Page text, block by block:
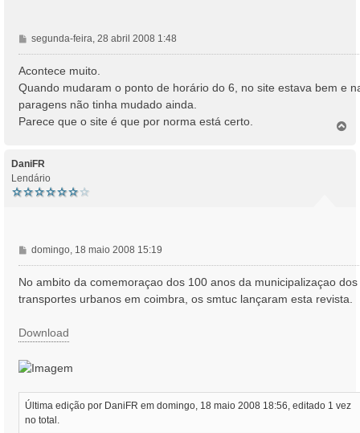
M
e
n
g
e
segunda-feira, 28 abril 2008 1:48
Acontece muito.
Quando mudaram o ponto de horário do 6, no site estava bem e
paragens não tinha mudado ainda.
Parece que o site é que por norma está certo.
DaniFR
Lendário
M
e
n
e
domingo, 18 maio 2008 15:19
No ambito da comemoraçao dos 100 anos da municipalizaçao dos
transportes urbanos em coimbra, os smtuc lançaram esta revista.
Download
Última edição por DaniFR em domingo, 18 maio 2008 18:56, editado 1 vez
no total.